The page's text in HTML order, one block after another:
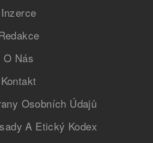
Inzerce
O Nás
Kontakt
Osobních Údajů
A Etický Kodex